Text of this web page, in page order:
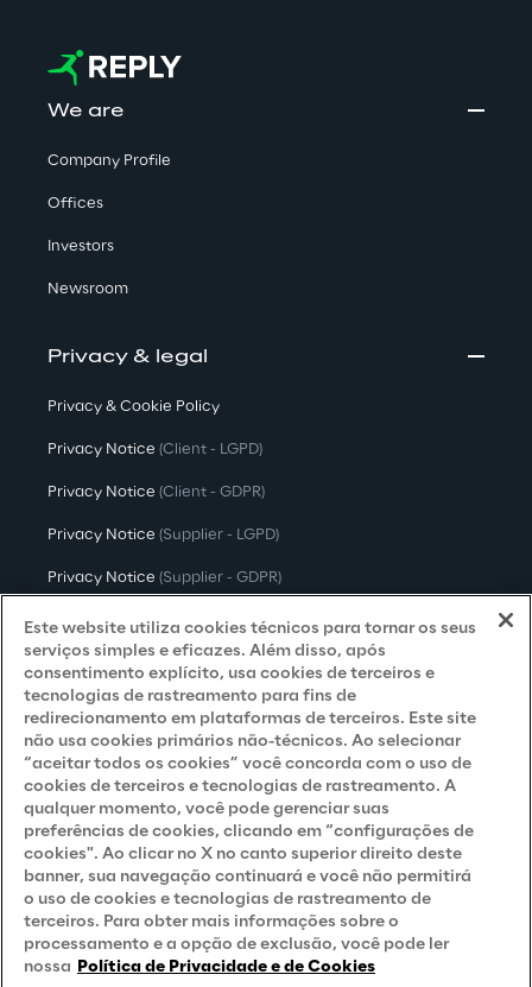
We are
Company Profile
Offices
Investors
Newsroom
Privacy & legal
Privacy & Cookie Policy
Privacy Notice (Client - LGPD)
Privacy Notice (Client - GDPR)
Privacy Notice (Supplier - LGPD)
Privacy Notice (Supplier - GDPR)
Privacy Notice (Candidate - LGPD)
Privacy Notice (Candidate - GDPR)
Privacy Notice
Accessibility Statement
Careers
Contacts
Este website utiliza cookies técnicos para tornar os seus
serviços simples e eficazes. Além disso, após
consentimento explícito, usa cookies de terceiros e
tecnologias de rastreamento para fins de
redirecionamento em plataformas de terceiros. Este site
não usa cookies primários não-técnicos. Ao selecionar
“aceitar todos os cookies” você concorda com o uso de
cookies de terceiros e tecnologias de rastreamento. A
qualquer momento, você pode gerenciar suas
preferências de cookies, clicando em “configurações de
cookies". Ao clicar no X no canto superior direito deste
banner, sua navegação continuará e você não permitirá
o uso de cookies e tecnologias de rastreamento de
terceiros. Para obter mais informações sobre o
processamento e a opção de exclusão, você pode ler
nossa Política de Privacidade e de Cookies